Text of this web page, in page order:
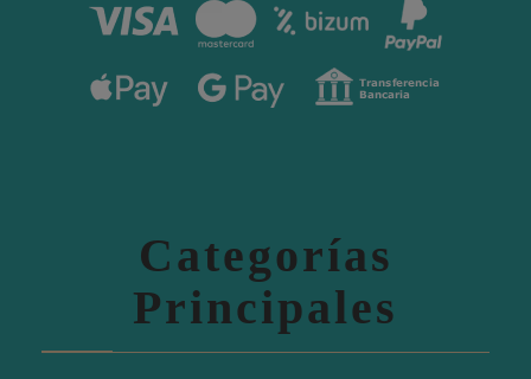
Categorías
Principales